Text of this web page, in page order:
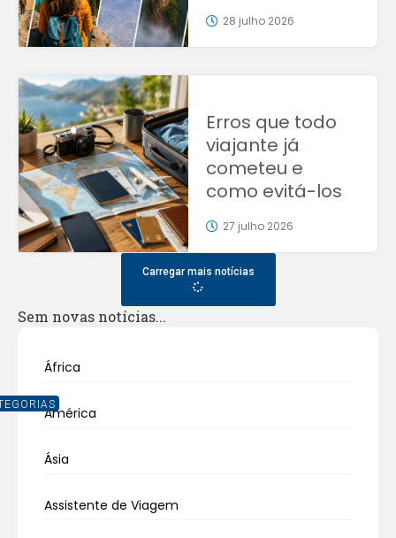
África
América
Ásia
Assistente de Viagem
28 julho 2026
Erros que todo
viajante já
cometeu e
como evitá-los
27 julho 2026
Carregar mais notícias
Sem novas notícias...